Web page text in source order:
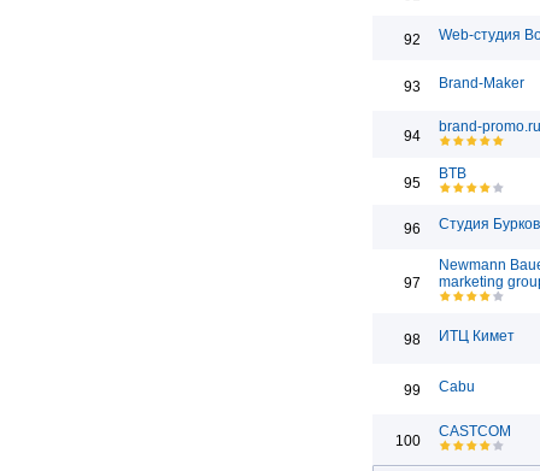
92 Web-студия
93 Brand-Maker
94
brand-promo.ru
95
BTB
96 Студия
97
Newmann
marketing
98 ИТЦ Кимет
99 Cabu
100
CASTCOM